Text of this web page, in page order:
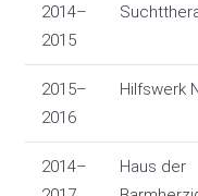
2014–
2015
2015–
2016
Hilfswerk
2014–
Haus der